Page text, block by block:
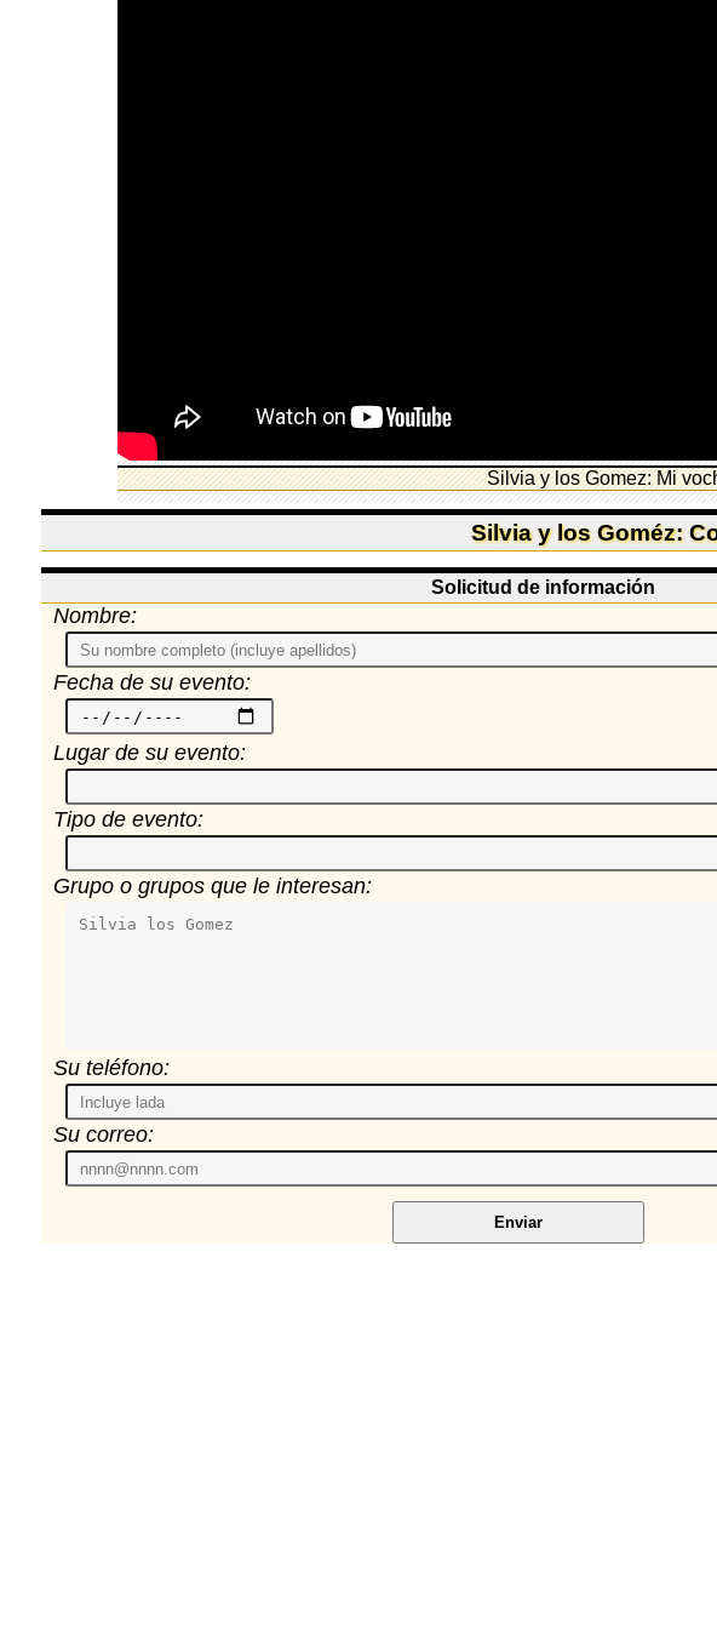
Silvia y los Gomez: Mi
Silvia y los Goméz:
Solicitud de información
Nombre:
Fecha de su evento:
Lugar de su evento:
Tipo de evento:
Grupo o grupos que le interesan:
Su teléfono:
Su correo: